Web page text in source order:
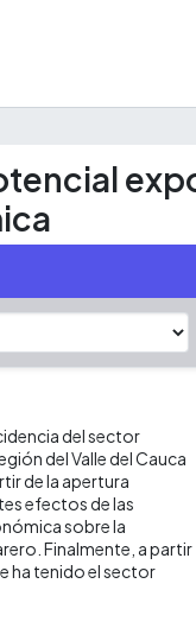
del sector
del Valle del Cauca
de la apertura
efectos de las
sobre la
Finalmente, a partir
ha tenido el sector